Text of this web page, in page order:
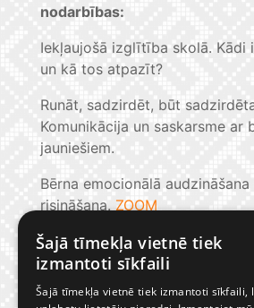
nodarbības:
Iekļaujošā izglītība skolā. Kādi
un kā tos atpazīt?
Runāt, sadzirdēt, būt
Komunikācija un saskarsme ar
jauniešiem.
Bērna emocionālā
risināšana. ZOOM
Mākslīgais intelekts mācību
Šajā tīmekļa vietnē tiek
izmantoti sīkfaili
Šajā tīmekļa vietnē tiek izmantoti sīkfaili,